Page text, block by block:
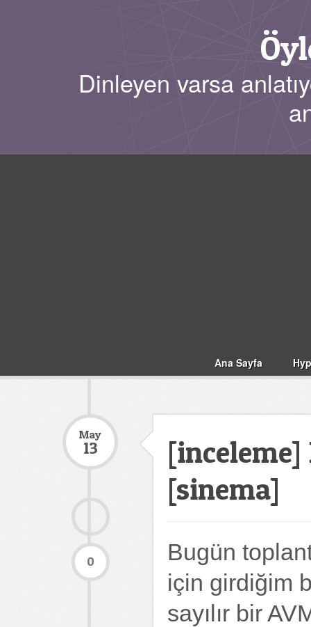
Dinleyen varsa
Ana Sayfa
[sinema]
May
13
0
Bugün
için girdiğim
sayılır bir